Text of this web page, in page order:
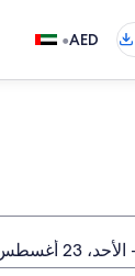
AED
•